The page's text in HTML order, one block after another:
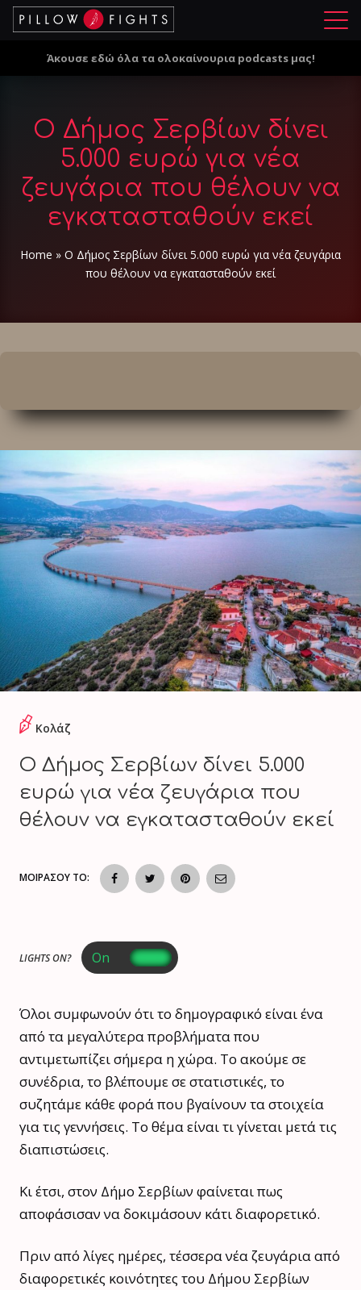
Μ
ο
Άκουσε εδώ όλα τα ολοκαίνουρια podcasts μας!
Ο Δήμος Σερβίων δίνει
5.000 ευρώ για νέα
ζευγάρια που θέλουν να
εγκατασταθούν εκεί
Home » Ο Δήμος Σερβίων δίνει 5.000 ευρώ για νέα ζευγάρια
που θέλουν να εγκατασταθούν εκεί
Κολάζ
Ο Δήμος Σερβίων δίνει 5.000
ευρώ για νέα ζευγάρια που
θέλουν να εγκατασταθούν εκεί
ΜΟΙΡΑΣΟΥ ΤΟ:
LIGHTS ON?
Όλοι συμφωνούν ότι το δημογραφικό είναι ένα
από τα μεγαλύτερα προβλήματα που
αντιμετωπίζει σήμερα η χώρα. Το ακούμε σε
συνέδρια, το βλέπουμε σε στατιστικές, το
συζητάμε κάθε φορά που βγαίνουν τα στοιχεία
για τις γεννήσεις. Το θέμα είναι τι γίνεται μετά τις
διαπιστώσεις.
Κι έτσι, στον Δήμο Σερβίων φαίνεται πως
αποφάσισαν να δοκιμάσουν κάτι διαφορετικό.
Πριν από λίγες ημέρες, τέσσερα νέα ζευγάρια από
διαφορετικές κοινότητες του Δήμου Σερβίων